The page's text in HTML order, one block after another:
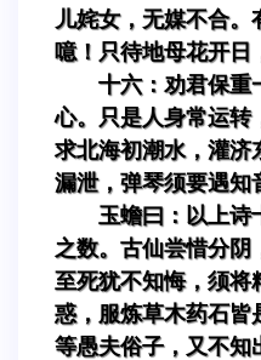
儿姹女，无媒不合。
噫！只待地母花开日
十六：劝君保重
心。只是人身常运转
求北海初潮水，灌济
漏泄，弹琴须要遇知
玉蟾曰：以上诗
之数。古仙尝惜分阴
至死犹不知悔，须将
惑，服炼草木药石皆
等愚夫俗子，又不知